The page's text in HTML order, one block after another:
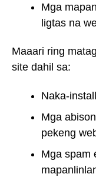
Mga
ligtas na
Maaari ring
site dahil sa:
Naka-
Mga
pekeng
Mga spam